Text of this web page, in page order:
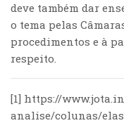
deve também dar
o tema pelas
procedimentos e à
respeito.
[1] https://
analise/colunas/